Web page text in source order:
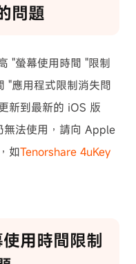
問題
"螢幕使用時間 "限制
"應用程式限制消失問
新到最新的 iOS 版
法使用，請向 Apple
如Tenorshare 4uKey
用時間限制